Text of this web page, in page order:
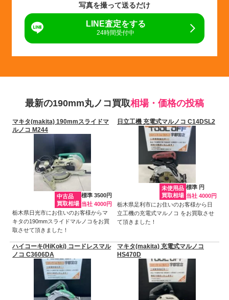
写真を撮って送るだけ
LINE査定をする
24時間受付中
最新の190mm丸ノコ買取相場・価格の投稿
マキタ(makita) 190mmスライドマ
ルノコ M244
中古品
買取相場
標準 3500円
当社 4000円
栃木県日光市にお住いのお客様からマ
キタの190mmスライドマルノコをお買
取させて頂きました！
日立工機 充電式マルノコ C14DSL2
未使用品
買取相場
標準 円
当社 4000円
栃木県足利市にお住いのお客様から日
立工機の充電式マルノコ をお買取させ
て頂きました！
ハイコーキ(HiKoki) コードレスマル
ノコ C3606DA
マキタ(makita) 充電式マルノコ
HS470D